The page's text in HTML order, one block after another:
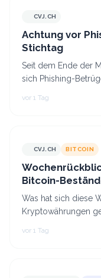
CVJ.CHCVJ.CH
Achtung vor
Stichtag
Seit dem Ende der
sich Phishing-
vor 1 Tag
CVJ.CHCVJ.CH BITCOIN
Bitcoin-
Was hat sich diese
Kryptowährungen
vor 1 Tag